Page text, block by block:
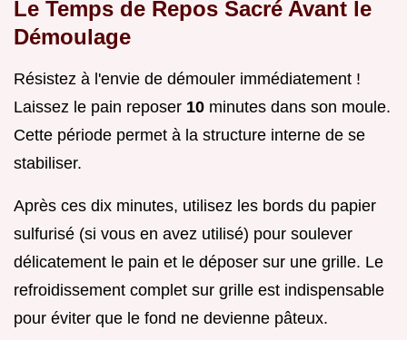
Le Temps de Repos Sacré Avant le
Démoulage
Résistez à l'envie de démouler immédiatement !
Laissez le pain reposer 10 minutes dans son moule.
Cette période permet à la structure interne de se
stabiliser.
Après ces dix minutes, utilisez les bords du papier
sulfurisé (si vous en avez utilisé) pour soulever
délicatement le pain et le déposer sur une grille. Le
refroidissement complet sur grille est indispensable
pour éviter que le fond ne devienne pâteux.